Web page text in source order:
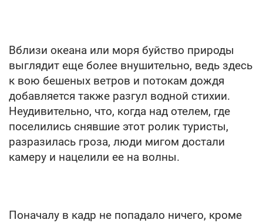
Вблизи океана или моря буйство природы
выглядит еще более внушительно, ведь здесь
к вою бешеных ветров и потокам дождя
добавляется также разгул водной стихии.
Неудивительно, что, когда над отелем, где
поселились снявшие этот ролик туристы,
разразилась гроза, люди мигом достали
камеру и нацелили ее на волны.
Поначалу в кадр не попадало ничего, кроме